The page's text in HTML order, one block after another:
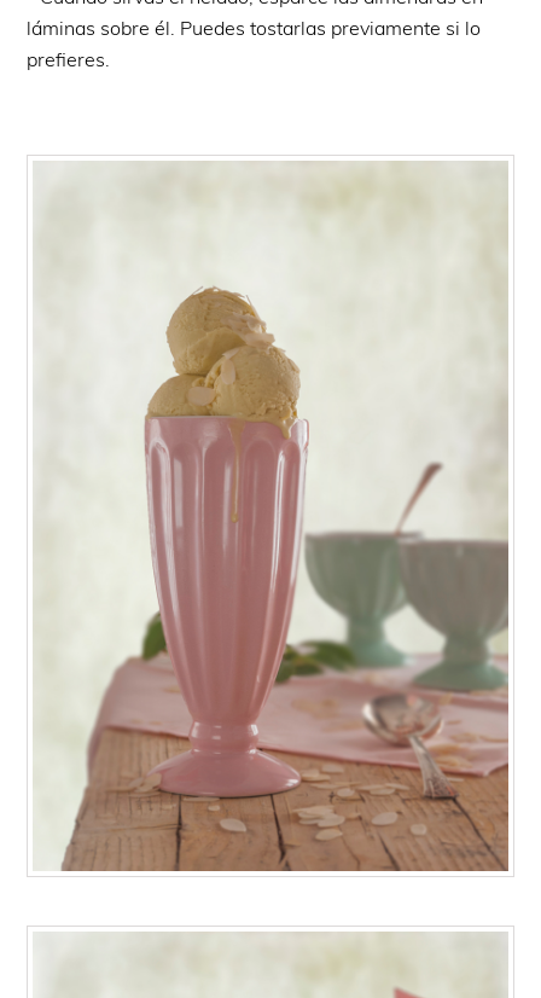
láminas sobre él. Puedes tostarlas previamente si lo
prefieres.